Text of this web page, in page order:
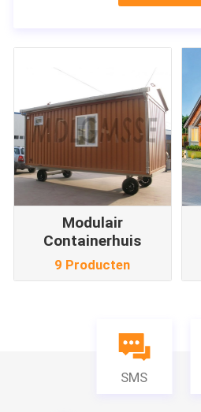
Modulair
Containerhuis
9 Producten
SMS